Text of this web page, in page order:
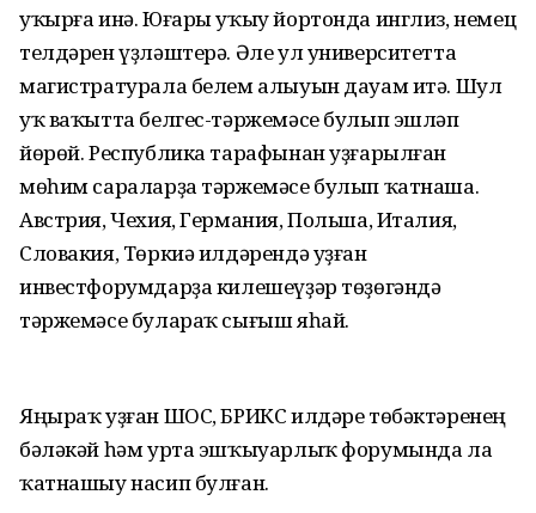
уҡырға инә. Юғары уҡыу йортонда инглиз, немец
телдәрен үҙләштерә. Әле ул университетта
магистратурала белем алыуын дауам итә. Шул
уҡ ваҡытта белгес-тәржемәсе булып эшләп
йөрөй. Республика тарафынан уҙғарылған
мөһим сараларҙа тәржемәсе булып ҡатнаша.
Австрия, Чехия, Германия, Польша, Италия,
Словакия, Төркиә илдәрендә уҙған
инвестфорумдарҙа килешеүҙәр төҙөгәндә
тәржемәсе булараҡ сығыш яһай.
Яңыраҡ уҙған ШОС, БРИКС илдәре төбәктәренең
бәләкәй һәм урта эшҡыуарлыҡ форумында ла
ҡатнашыу насип булған.